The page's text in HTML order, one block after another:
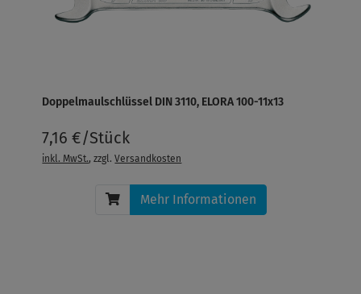
Doppelmaulschlüssel DIN 3110, ELORA 100-11x13
7,16 €/Stück
inkl. MwSt., zzgl.Versandkosten
Mehr Informationen